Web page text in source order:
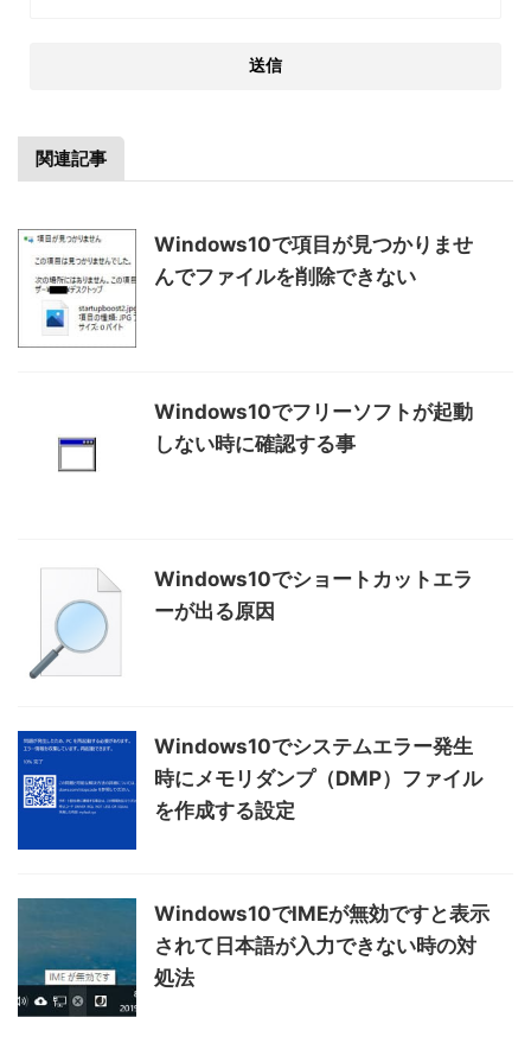
関連記事
Windows10で項目が見つかりませ
んでファイルを削除できない
Windows10でフリーソフトが起動
しない時に確認する事
Windows10でショートカットエラ
ーが出る原因
Windows10でシステムエラー発生
時にメモリダンプ（DMP）ファイル
を作成する設定
Windows10でIMEが無効ですと表示
されて日本語が入力できない時の対
処法